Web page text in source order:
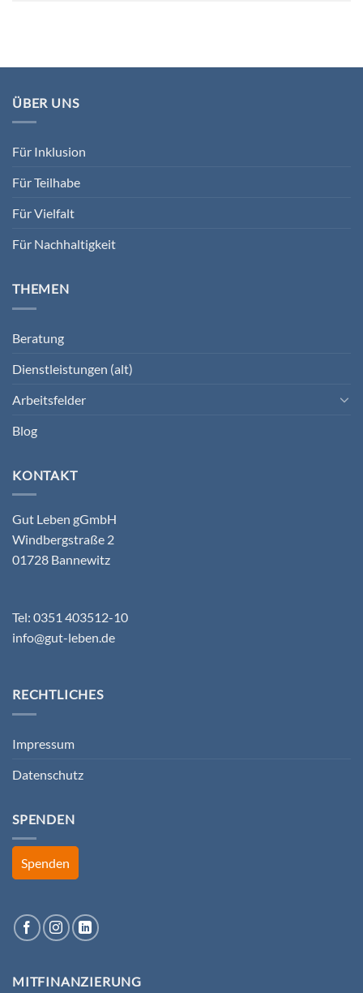
ÜBER UNS
Für Inklusion
Für Teilhabe
Für Vielfalt
Für Nachhaltigkeit
THEMEN
Beratung
Dienstleistungen (alt)
Arbeitsfelder
Blog
KONTAKT
Gut Leben gGmbH
Windbergstraße 2
01728 Bannewitz
Tel: 0351 403512-10
info@gut-leben.de
RECHTLICHES
Impressum
Datenschutz
SPENDEN
Spenden
MITFINANZIERUNG